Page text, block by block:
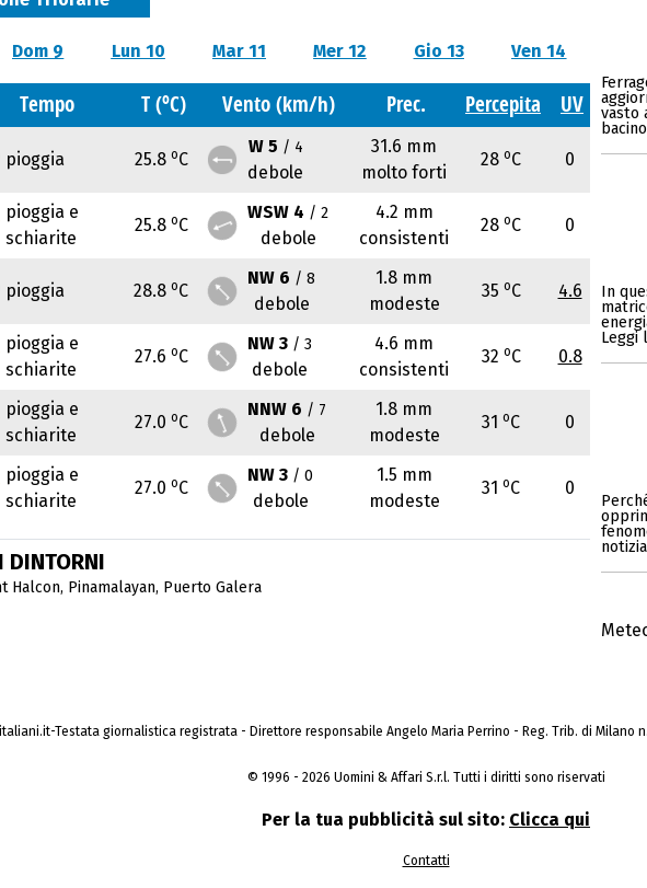
Dom 9 Lun 10 Mar 11 Mer 12 Gio 13 Ven 14
Tempo T (oC) Vento (km/h) Prec. Percepita UV
pioggia 25.8 oC
W 5 / 4
debole
31.6 mm
molto forti
28 oC 0
pioggia e
schiarite
25.8 oC
WSW 4 / 2
debole
4.2 mm
consistenti
28 oC 0
pioggia 28.8 oC
NW 6 / 8
debole
1.8 mm
modeste
35 oC 4.6
pioggia e
schiarite
27.6 oC
NW 3 / 3
debole
4.6 mm
consistenti
32 oC 0.8
pioggia e
schiarite
27.0 oC
NNW 6 / 7
debole
1.8 mm
modeste
31 oC 0
pioggia e
schiarite
27.0 oC
NW 3 / 0
debole
1.5 mm
modeste
31 oC 0
DINTORNI
Halcon, Pinamalayan, Puerto Galera
vasto
In
Leggi
Testata giornalistica registrata - Direttore responsabile Angelo Maria Perrino - Reg. Trib. di Milano n.
© 1996 - 2026 Uomini & Affari S.r.l. Tutti i diritti sono riservati
Per la tua pubblicità sul sito: Clicca qui
Contatti